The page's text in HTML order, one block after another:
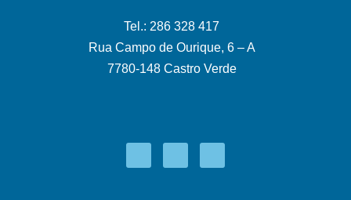
Tel.: 286 328 417
Rua Campo de Ourique, 6 – A
7780-148 Castro Verde